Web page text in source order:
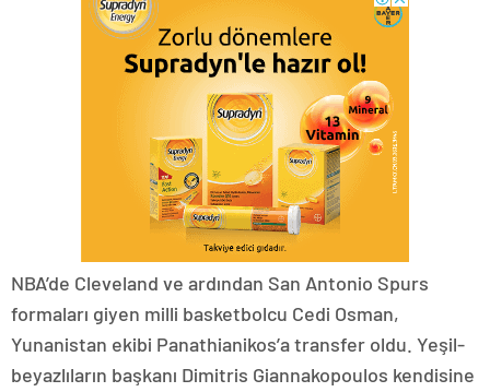
NBA’de Cleveland ve ardından San Antonio Spurs
formaları giyen milli basketbolcu Cedi Osman,
Yunanistan ekibi Panathianikos’a transfer oldu. Yeşil-
beyazlıların başkanı Dimitris Giannakopoulos kendisine